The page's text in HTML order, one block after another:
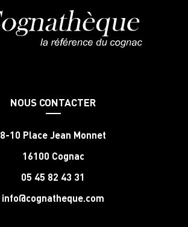
NOUS CONTACTER
8-10 Place Jean Monnet
16100 Cognac
05 45 82 43 31
info@cognatheque.com